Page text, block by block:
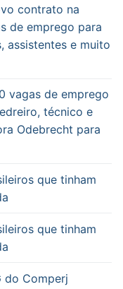
contrato na
de emprego para
assistentes e muito
vagas de emprego
técnico e
Odebrecht para
que tinham
que tinham
do Comperj